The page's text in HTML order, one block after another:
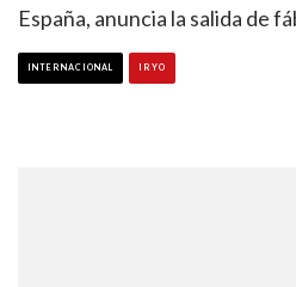
España, anuncia la salida de
INTERNACIONAL IRYO